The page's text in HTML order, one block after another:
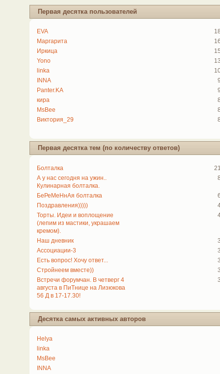
Первая десятка пользователей
EVA
Маргарита
Иркица
Yono
linka
INNA
Panter.KA
кира
MsBee
Виктория_29
Первая десятка тем (по количеству ответов)
Болталка
А у нас сегодня на ужин..
Кулинарная болталка.
БеРеМеНнАя болталка
Поздравления)))))
Торты. Идеи и воплощение
(лепим из мастики, украшаем
кремом).
Наш дневник
Ассоциации-3
Есть вопрос! Хочу ответ...
Стройнеем вместе))
Встречи форумчан. В четверг 4
августа в ПиТнице на Лизюкова
56 Д в 17-17.30!
Десятка самых активных авторов
Helya
linka
MsBee
INNA